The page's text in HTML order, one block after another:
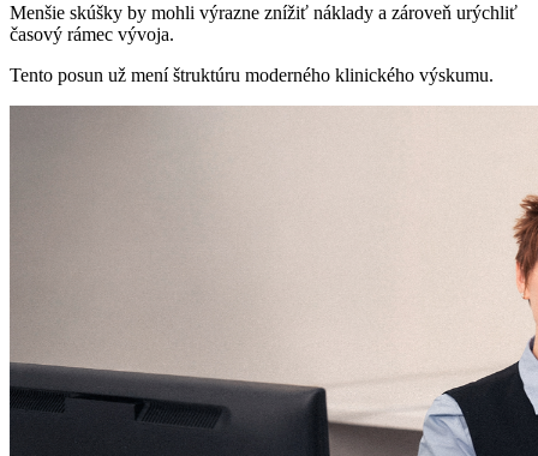
Menšie skúšky by mohli výrazne znížiť náklady a zároveň urýchliť
časový rámec vývoja.
Tento posun už mení štruktúru moderného klinického výskumu.